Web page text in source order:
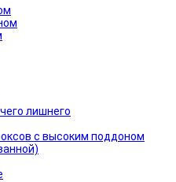
лишнего
с высоким поддоном